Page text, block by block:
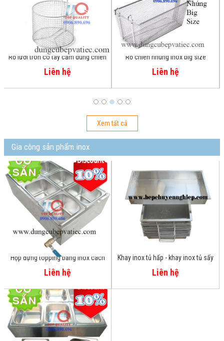
Rổ lưới tròn có tay cầm dùng chiên
ngập dầu - trụng - chần
Liên hệ
Rổ chiên nhúng inox big size
Liên hệ
Xem tất cả
Gia công sản phẩm inox
Hộp đựng topping bằng inox cách
nhiệt 6 khay
Liên hệ
Khay inox tủ hấp - khay inox tủ sấy
Liên hệ